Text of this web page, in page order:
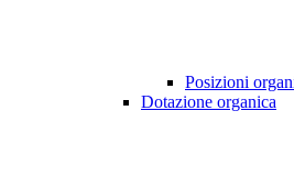
Posizioni
Dotazione organica